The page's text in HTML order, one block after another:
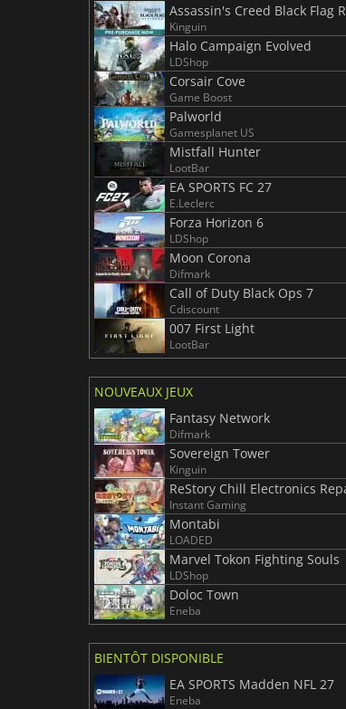
Kinguin
Halo Campaign Evolved
LDShop
Corsair Cove
Game Boost
Palworld
Gamesplanet US
Mistfall Hunter
LootBar
EA SPORTS FC 27
E.Leclerc
Forza Horizon 6
LDShop
Moon Corona
Difmark
Call of Duty Black Ops 7
Cdiscount
007 First Light
LootBar
NOUVEAUX JEUX
Fantasy Network
Difmark
Sovereign Tower
Kinguin
ReStory Chill Electronics
Instant Gaming
Montabi
LOADED
Marvel Tokon Fighting Souls
LDShop
Doloc Town
Eneba
BIENTÔT DISPONIBLE
EA SPORTS Madden NFL 27
Eneba